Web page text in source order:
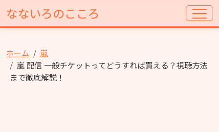
なないろのこころ
ホーム
嵐
嵐 配信 一般チケットってどうすれば買える？視聴方法
まで徹底解説！